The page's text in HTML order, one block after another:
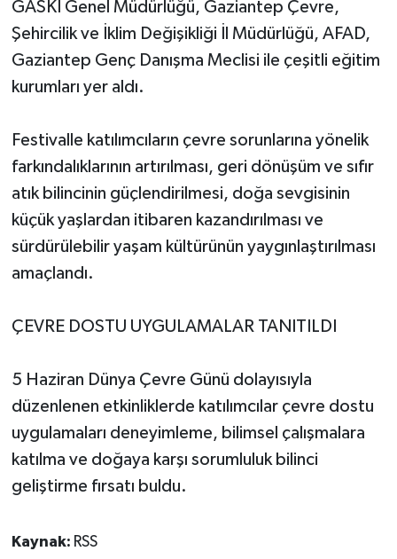
GASKİ Genel Müdürlüğü, Gaziantep Çevre,
Şehircilik ve İklim Değişikliği İl Müdürlüğü, AFAD,
Gaziantep Genç Danışma Meclisi ile çeşitli eğitim
kurumları yer aldı.
Festivalle katılımcıların çevre sorunlarına yönelik
farkındalıklarının artırılması, geri dönüşüm ve sıfır
atık bilincinin güçlendirilmesi, doğa sevgisinin
küçük yaşlardan itibaren kazandırılması ve
sürdürülebilir yaşam kültürünün yaygınlaştırılması
amaçlandı.
ÇEVRE DOSTU UYGULAMALAR TANITILDI
5 Haziran Dünya Çevre Günü dolayısıyla
düzenlenen etkinliklerde katılımcılar çevre dostu
uygulamaları deneyimleme, bilimsel çalışmalara
katılma ve doğaya karşı sorumluluk bilinci
geliştirme fırsatı buldu.
Kaynak: RSS